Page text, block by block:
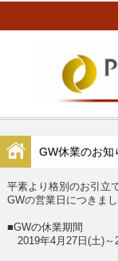
GW休業のお
平素より格別のお引立
GWの営業日につきま
■GWの休業期間
2019年4月27日(土)～